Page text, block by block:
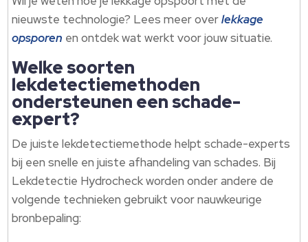
nieuwste technologie? Lees meer overlekkage
opsporen en ontdek wat werkt voor jouw situatie.
Welke soorten
lekdetectiemethoden
ondersteunen een schade-
expert?
De juiste lekdetectiemethode helpt schade-experts
bij een snelle en juiste afhandeling van schades. Bij
Lekdetectie Hydrocheck worden onder andere de
volgende technieken gebruikt voor nauwkeurige
bronbepaling: